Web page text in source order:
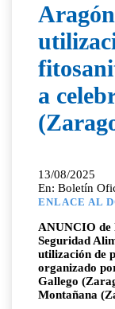
a
13/08/2025
En: Boletín
ENLACE AL
ANUNCIO de
Seguridad
utilización de
organizado
Gallego
Montañana